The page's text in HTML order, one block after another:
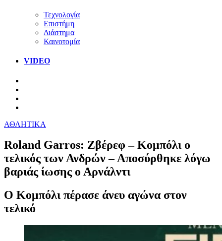
Τεχνολογία
Επιστήμη
Διάστημα
Καινοτομία
VIDEO
ΑΘΛΗΤΙΚΑ
Roland Garros: Ζβέρεφ – Κομπόλι ο
τελικός των Ανδρών – Αποσύρθηκε λόγω
βαριάς ίωσης ο Αρνάλντι
Ο Κομπόλι πέρασε άνευ αγώνα στον
τελικό